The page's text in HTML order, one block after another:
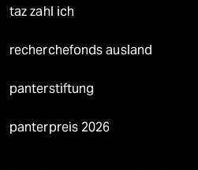
taz zahl ich
recherchefonds ausland
panterstiftung
panterpreis 2026